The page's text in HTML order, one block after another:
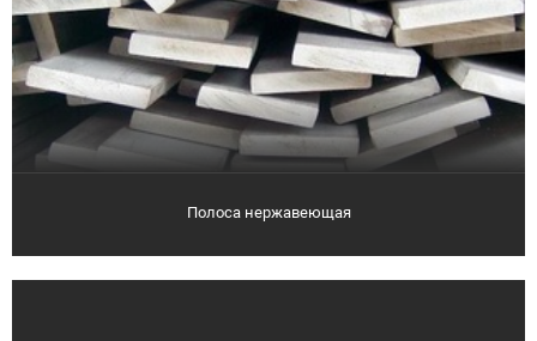
Полоса нержавеющая